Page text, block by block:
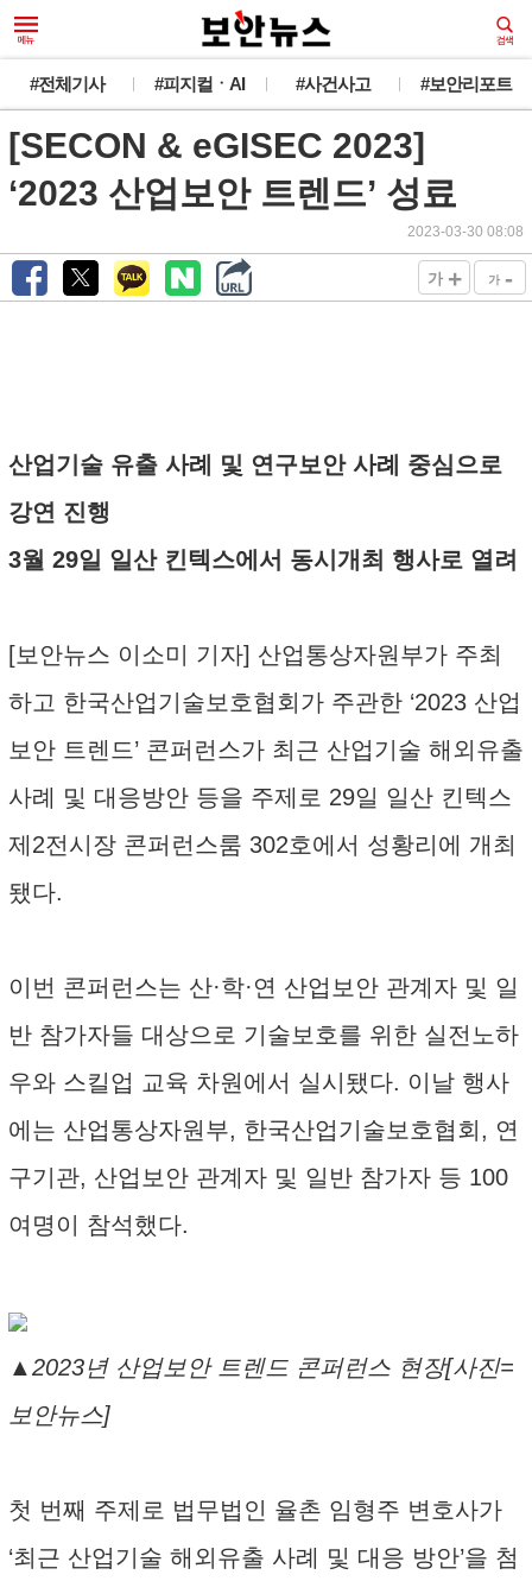
#전체기사 #피지컬ㆍAI #사건사고 #보안리포트
[SECON & eGISEC 2023]
‘2023 산업보안 트렌드’ 성료
2023-03-30 08:08
가 + 가 -
산업기술 유출 사례 및 연구보안 사례 중심으로
강연 진행
3월 29일 일산 킨텍스에서 동시개최 행사로 열려
[보안뉴스 이소미 기자] 산업통상자원부가 주최
하고 한국산업기술보호협회가 주관한 ‘2023 산업
보안 트렌드’ 콘퍼런스가 최근 산업기술 해외유출
사례 및 대응방안 등을 주제로 29일 일산 킨텍스
제2전시장 콘퍼런스룸 302호에서 성황리에 개최
됐다.
이번 콘퍼런스는 산·학·연 산업보안 관계자 및 일
반 참가자들 대상으로 기술보호를 위한 실전노하
우와 스킬업 교육 차원에서 실시됐다. 이날 행사
에는 산업통상자원부, 한국산업기술보호협회, 연
구기관, 산업보안 관계자 및 일반 참가자 등 100
여명이 참석했다.
▲2023년 산업보안 트렌드 콘퍼런스 현장[사진=
보안뉴스]
첫 번째 주제로 법무법인 율촌 임형주 변호사가
‘최근 산업기술 해외유출 사례 및 대응 방안’을 첨